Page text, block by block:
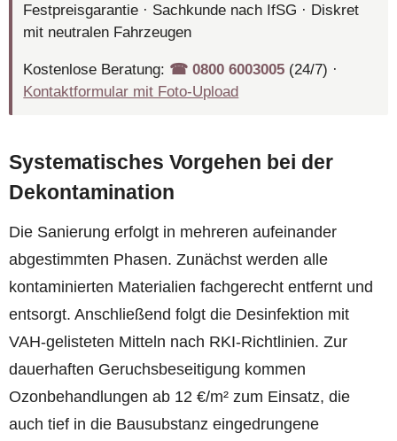
Festpreisgarantie · Sachkunde nach IfSG · Diskret
mit neutralen Fahrzeugen
Kostenlose Beratung: ☎︎ 0800 6003005 (24/7) ·
Kontaktformular mit Foto-Upload
Systematisches Vorgehen bei der
Dekontamination
Die Sanierung erfolgt in mehreren aufeinander
abgestimmten Phasen. Zunächst werden alle
kontaminierten Materialien fachgerecht entfernt und
entsorgt. Anschließend folgt die Desinfektion mit
VAH-gelisteten Mitteln nach RKI-Richtlinien. Zur
dauerhaften Geruchsbeseitigung kommen
Ozonbehandlungen ab 12 €/m² zum Einsatz, die
auch tief in die Bausubstanz eingedrungene